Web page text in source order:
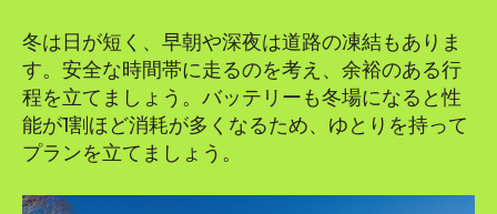
冬は日が短く、早朝や深夜は道路の凍結もありま
す。安全な時間帯に走るのを考え、余裕のある行
程を立てましょう。バッテリーも冬場になると性
能が1割ほど消耗が多くなるため、ゆとりを持って
プランを立てましょう。